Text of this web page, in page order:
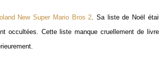
New Super Mario Bros 2. Sa liste de Noë l
occultées. Cette liste manque cruellement de
rieurement.